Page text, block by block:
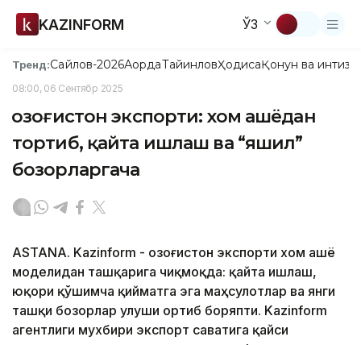
KAZINFORM ЎЗ
Тренд:Сайлов-2026АқордаТайинловҲодисаҚонун ва
08:00, 06 Сентябр 2025
Қозоғистон экспорти: хом ашёдан
тортиб, қайта ишлаш ва “яшил”
бозорларгача
ASTANA. Kazinform - Қозоғистон экспорти хом ашё
моделидан ташқарига чиқмоқда: қайта ишлаш,
юқори қўшимча қийматга эга маҳсулотлар ва янги
ташқи бозорлар улуши ортиб боряпти. Kazinform
агентлиги мухбири экспорт саватига қайси